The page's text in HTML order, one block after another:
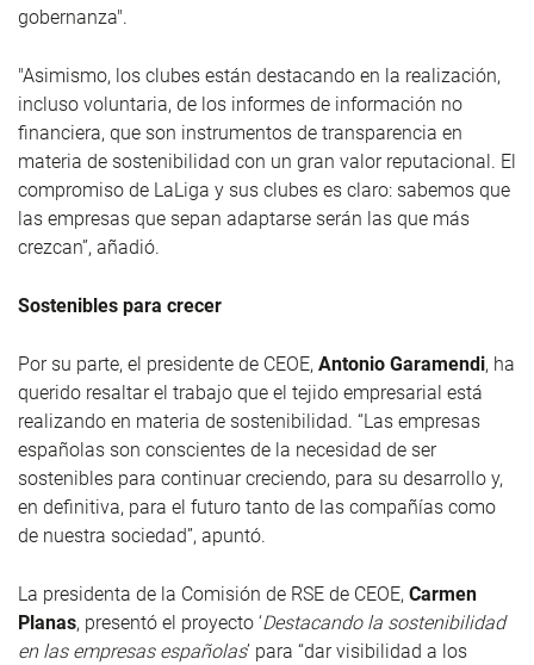
gobernanza".
"Asimismo, los clubes están destacando en la realización,
incluso voluntaria, de los informes de información no
financiera, que son instrumentos de transparencia en
materia de sostenibilidad con un gran valor reputacional. El
compromiso de LaLiga y sus clubes es claro: sabemos que
las empresas que sepan adaptarse serán las que más
crezcan”, añadió.
Sostenibles para crecer
Por su parte, el presidente de CEOE, Antonio Garamendi, ha
querido resaltar el trabajo que el tejido empresarial está
realizando en materia de sostenibilidad. “Las empresas
españolas son conscientes de la necesidad de ser
sostenibles para continuar creciendo, para su desarrollo y,
en definitiva, para el futuro tanto de las compañías como
de nuestra sociedad”, apuntó.
La presidenta de la Comisión de RSE de CEOE, Carmen
Planas, presentó el proyecto ‘Destacando la sostenibilidad
en las empresas españolas’ para “dar visibilidad a los